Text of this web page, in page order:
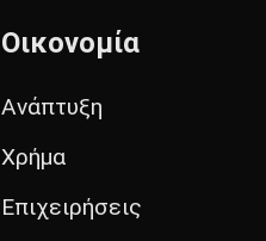
Οικονομία
Ανάπτυξη
Χρήμα
Επιχειρήσεις